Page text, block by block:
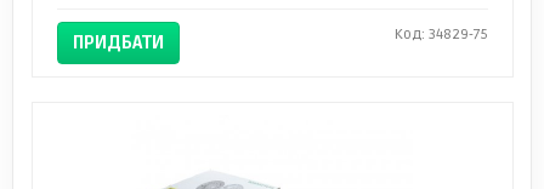
ПРИДБАТИ Код: 34829-75